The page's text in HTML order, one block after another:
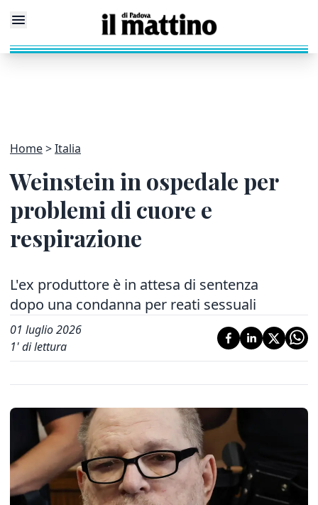
Home Italia
Weinstein in ospedale per
problemi di cuore e
respirazione
L'ex produttore è in attesa di sentenza
dopo una condanna per reati sessuali
01 luglio 2026
1' di lettura